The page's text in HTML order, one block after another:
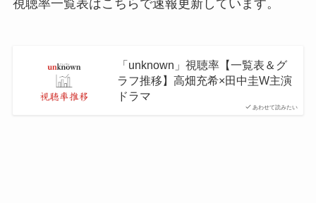
視聴率一覧表はこちらで速報更新しています。
あわせて読みたい
「unknown」視聴率【一覧表＆グ
ラフ推移】高畑充希×田中圭W主演
ドラマ